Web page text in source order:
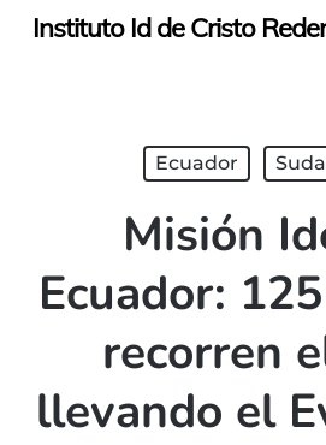
SkipInstituto Id de Cristo
Ecuador
Misión
Ecuador:
recorren
llevando el